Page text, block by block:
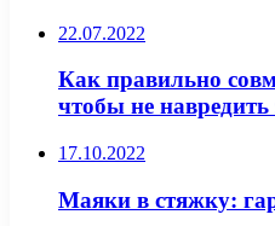
22.07.2022
Как правильно
чтобы не
17.10.2022
Маяки в стяжку: